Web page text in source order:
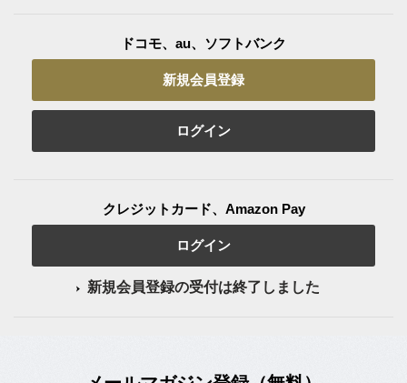
ドコモ、au、ソフトバンク
新規会員登録
ログイン
クレジットカード、Amazon Pay
ログイン
新規会員登録の受付は終了しました